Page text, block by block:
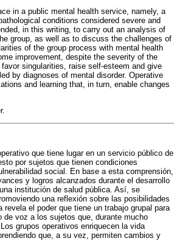
in a public mental health service, namely, a
conditions considered severe and
in this writing, to carry out an analysis of
group, as well as to discuss the challenges of
of the group process with mental health
improvement, despite the severity of the
singularities, raise self-esteem and give
by diagnoses of mental disorder. Operative
and learning that, in turn, enable changes
que tiene lugar en un servicio público de
por sujetos que tienen condiciones
social. En base a esta comprensión,
y logros alcanzados durante el desarrollo
institución de salud pública. Así, se
una reflexión sobre las posibilidades
el poder que tiene un trabajo grupal para
voz a los sujetos que, durante mucho
grupos operativos enriquecen la vida
que, a su vez, permiten cambios y